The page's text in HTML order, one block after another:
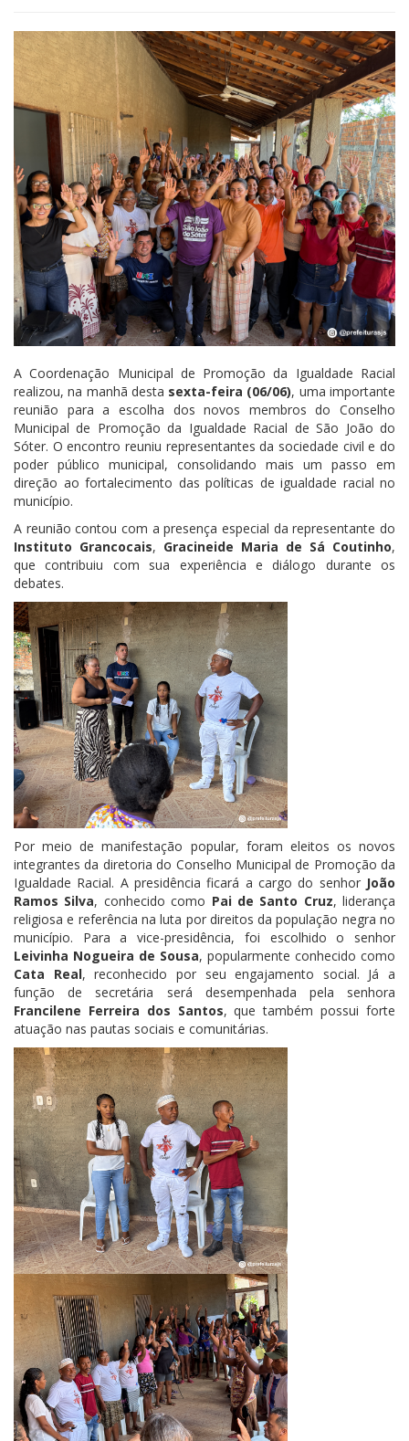
A Coordenação Municipal de Promoção da Igualdade Racial
realizou, na manhã desta sexta-feira (06/06), uma importante
reunião para a escolha dos novos membros do Conselho
Municipal de Promoção da Igualdade Racial de São João do
Sóter. O encontro reuniu representantes da sociedade civil e do
poder público municipal, consolidando mais um passo em
direção ao fortalecimento das políticas de igualdade racial no
município.
A reunião contou com a presença especial da representante do
Instituto Grancocais, Gracineide Maria de Sá Coutinho,
que contribuiu com sua experiência e diálogo durante os
debates.
Por meio de manifestação popular, foram eleitos os novos
integrantes da diretoria do Conselho Municipal de Promoção da
Igualdade Racial. A presidência ficará a cargo do senhor João
Ramos Silva, conhecido como Pai de Santo Cruz, liderança
religiosa e referência na luta por direitos da população negra no
município. Para a vice-presidência, foi escolhido o senhor
Leivinha Nogueira de Sousa, popularmente conhecido como
Cata Real, reconhecido por seu engajamento social. Já a
função de secretária será desempenhada pela senhora
Francilene Ferreira dos Santos, que também possui forte
atuação nas pautas sociais e comunitárias.